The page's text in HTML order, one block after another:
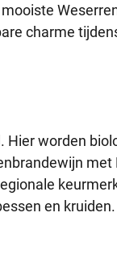
charme
Hier worden
met
en kruiden.